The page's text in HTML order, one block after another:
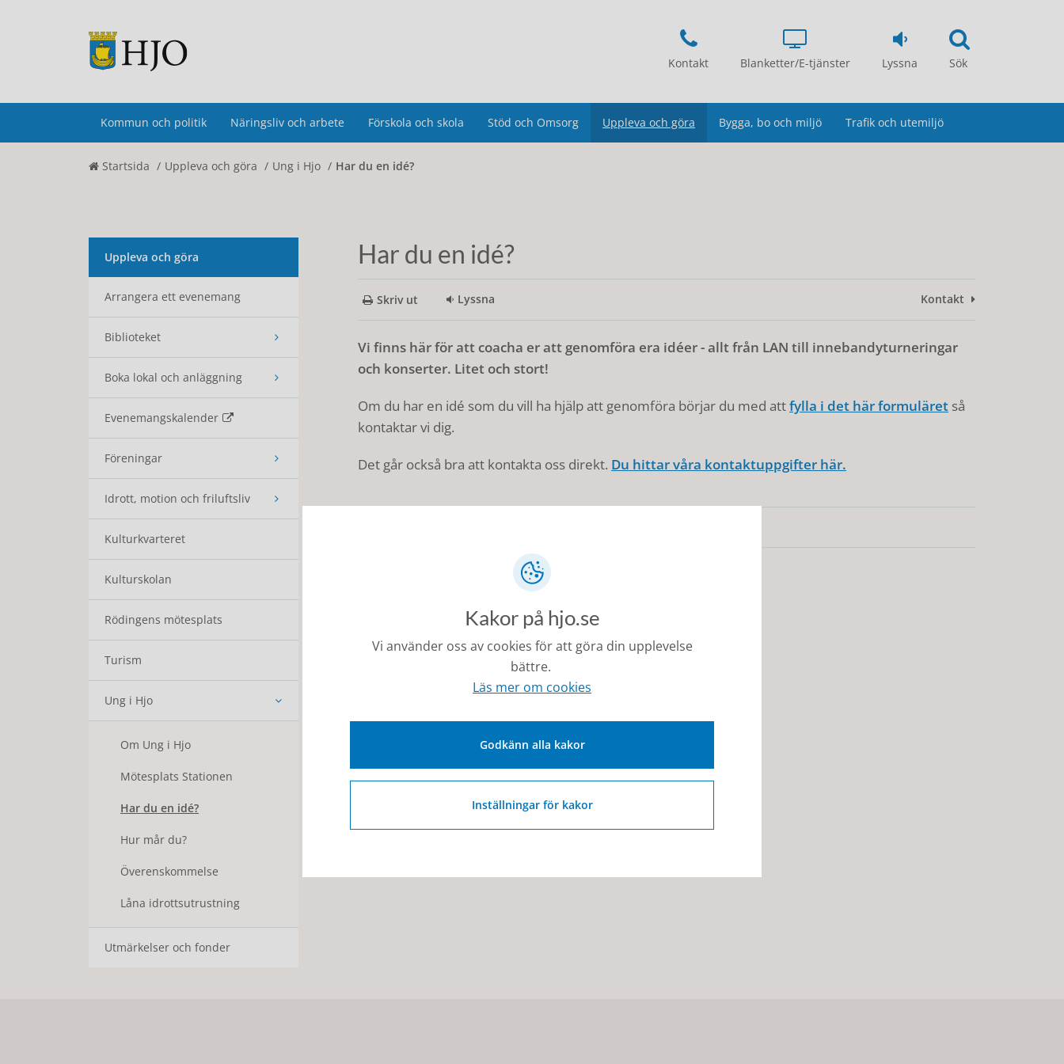
Kontakt Blanketter/E-tjänster Lyssna Sök
Kommun och politik Näringsliv och arbete Förskola och skola Stöd och Omsorg Uppleva och göra Bygga, bo och miljö Trafik och utemiljö
Startsida Uppleva och göra Ung i Hjo Har du en idé?
Uppleva och göra
Arrangera ett evenemang
Biblioteket
Boka lokal och anläggning
Evenemangskalender
Föreningar
Idrott, motion och friluftsliv
Kulturkvarteret
Kulturskolan
Rödingens mötesplats
Turism
Ung i Hjo
Om Ung i Hjo
Mötesplats Stationen
Har du en idé?
Hur mår du?
Överenskommelse
Låna idrottsutrustning
Utmärkelser och fonder
Har du en idé?
Skriv ut Lyssna Kontakt
Vi finns här för att coacha er att genomföra era idéer - allt från LAN till innebandyturneringar
och konserter. Litet och stort!
Om du har en idé som du vill ha hjälp att genomföra börjar du med attfylla i det här formuläret så
kontaktar vi dig.
Det går också bra att kontakta oss direkt. Du hittar våra kontaktuppgifter här.
Kakor på hjo.se
Vi använder oss av cookies för att göra din upplevelse
bättre.
Läs mer om cookies
Godkänn alla kakor
Inställningar för kakor